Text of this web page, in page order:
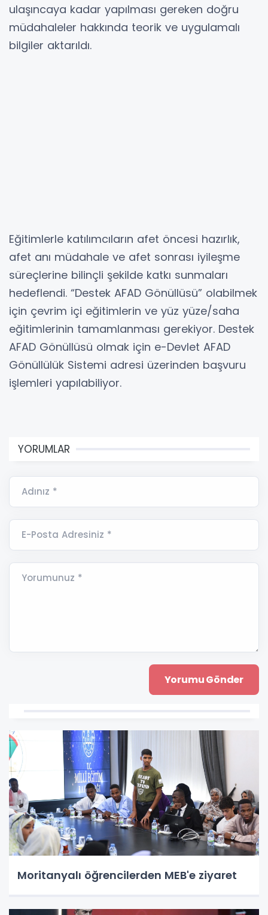
ulaşıncaya kadar yapılması gereken doğru
müdahaleler hakkında teorik ve uygulamalı
bilgiler aktarıldı.
Eğitimlerle katılımcıların afet öncesi hazırlık,
afet anı müdahale ve afet sonrası iyileşme
süreçlerine bilinçli şekilde katkı sunmaları
hedeflendi. “Destek AFAD Gönüllüsü” olabilmek
için çevrim içi eğitimlerin ve yüz yüze/saha
eğitimlerinin tamamlanması gerekiyor. Destek
AFAD Gönüllüsü olmak için e-Devlet AFAD
Gönüllülük Sistemi adresi üzerinden başvuru
işlemleri yapılabiliyor.
YORUMLAR
Adınız *
E-Posta Adresiniz *
Yorumunuz *
Moritanyalı öğrencilerden MEB'e ziyaret